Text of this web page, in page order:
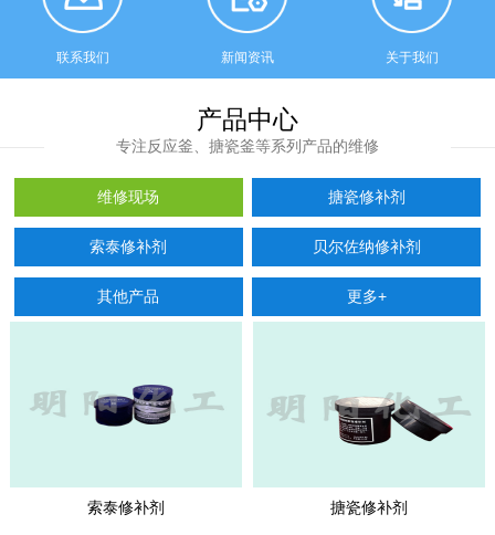
联系我们 新闻资讯 关于我们
产品中心
专注反应釜、搪瓷釜等系列产品的维修
维修现场 搪瓷修补剂
索泰修补剂 贝尔佐纳修补剂
其他产品 更多+
索泰修补剂 搪瓷修补剂